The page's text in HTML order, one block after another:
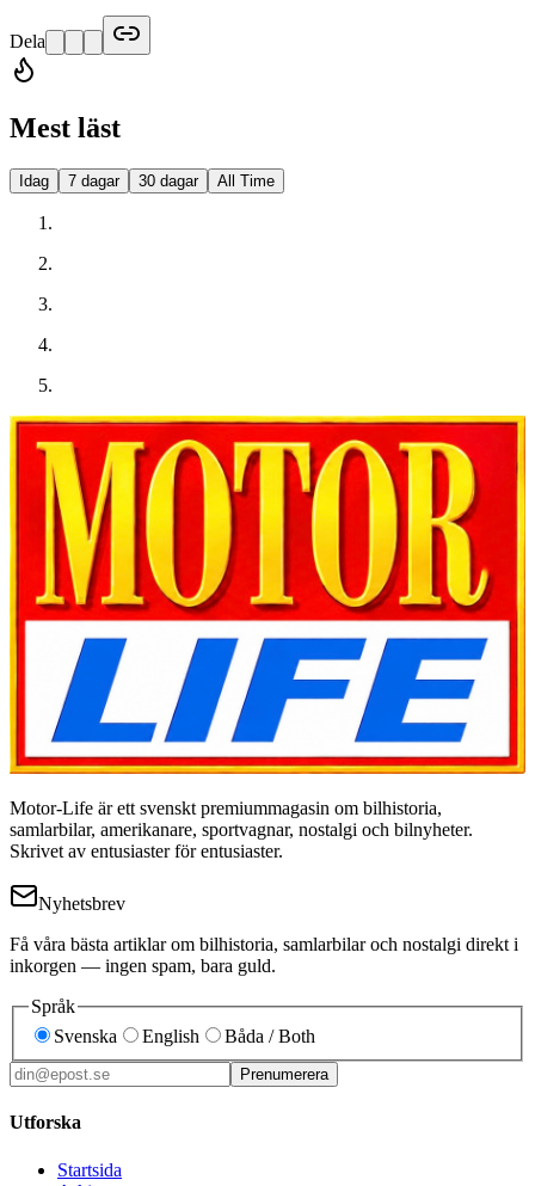
Dela
Mest läst
Idag 7 dagar 30 dagar All Time
Motor-Life är ett svenskt premiummagasin om bilhistoria,
samlarbilar, amerikanare, sportvagnar, nostalgi och bilnyheter.
Skrivet av entusiaster för entusiaster.
Nyhetsbrev
Få våra bästa artiklar om bilhistoria, samlarbilar och nostalgi direkt i
inkorgen — ingen spam, bara guld.
Språk
Svenska
English Båda / Both
Prenumerera
Utforska
Startsida